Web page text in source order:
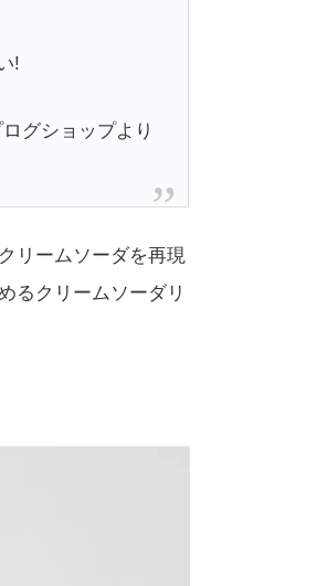
!
グショップより
リームソーダを再現
るクリームソーダリ